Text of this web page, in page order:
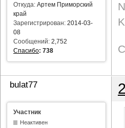
Откуда: Артем Приморский
край
Зарегистрирован: 2014-03-
08
Сообщений: 2,752
Спасибо: 738
bulat77
Участник
Неактивен